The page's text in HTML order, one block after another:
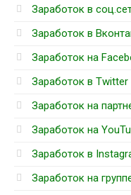
Заработок в
Заработок в
Заработок на
Заработок в Twitter
Заработок на
Заработок на
Заработок в
Заработок на